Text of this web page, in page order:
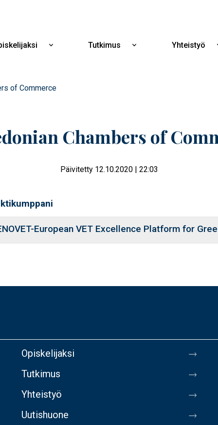
Näytä
Tutkimus
Näytä
Yhteistyö
of Commerce
Chambers of
Päivitetty 12.10.2020 | 22:03
European VET Excellence Platform for
Opiskelijaksi
Tutkimus
Yhteistyö
Uutishuone